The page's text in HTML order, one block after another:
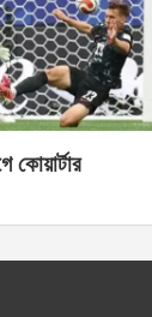
কোয়ার্টার